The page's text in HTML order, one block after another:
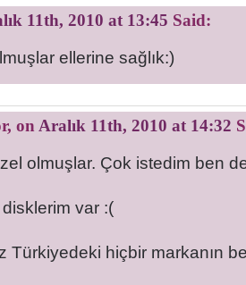
11th, 2010 at 13:45 Said:
ellerine sağlık:)
, on Aralık 11th, 2010 at 14:32
olmuşlar. Çok istedim ben
var :(
Türkiyedeki hiçbir markanın